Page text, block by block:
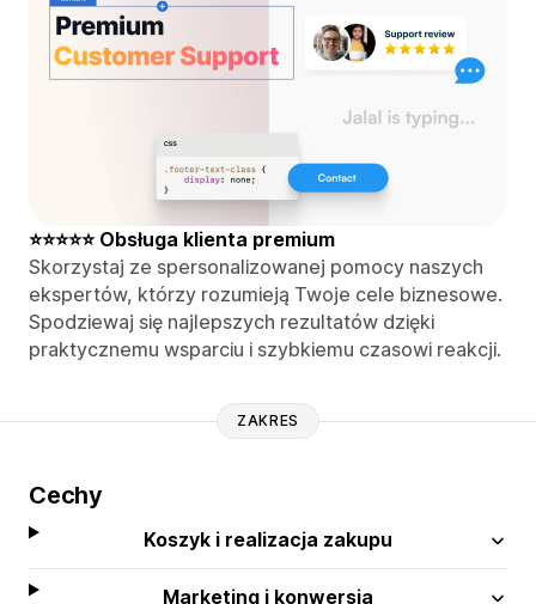
⭐⭐⭐⭐⭐ Obsługa klienta premium
Skorzystaj ze spersonalizowanej pomocy naszych
ekspertów, którzy rozumieją Twoje cele biznesowe.
Spodziewaj się najlepszych rezultatów dzięki
praktycznemu wsparciu i szybkiemu czasowi reakcji.
ZAKRES
Cechy
Koszyk i realizacja zakupu
Marketing i konwersja